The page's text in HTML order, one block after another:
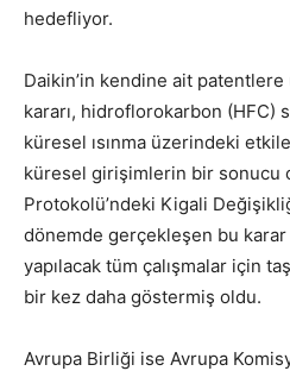
hedefliyor.
Daikin’in kendine ait
kararı, hidroflorokarbon (HFC)
küresel ısınma üzerindeki
küresel girişimlerin bir sonucu
Protokolü’ndeki Kigali
dönemde gerçekleşen bu karar
yapılacak tüm çalışmalar için
bir kez daha göstermiş oldu.
Avrupa Birliği ise Avrupa